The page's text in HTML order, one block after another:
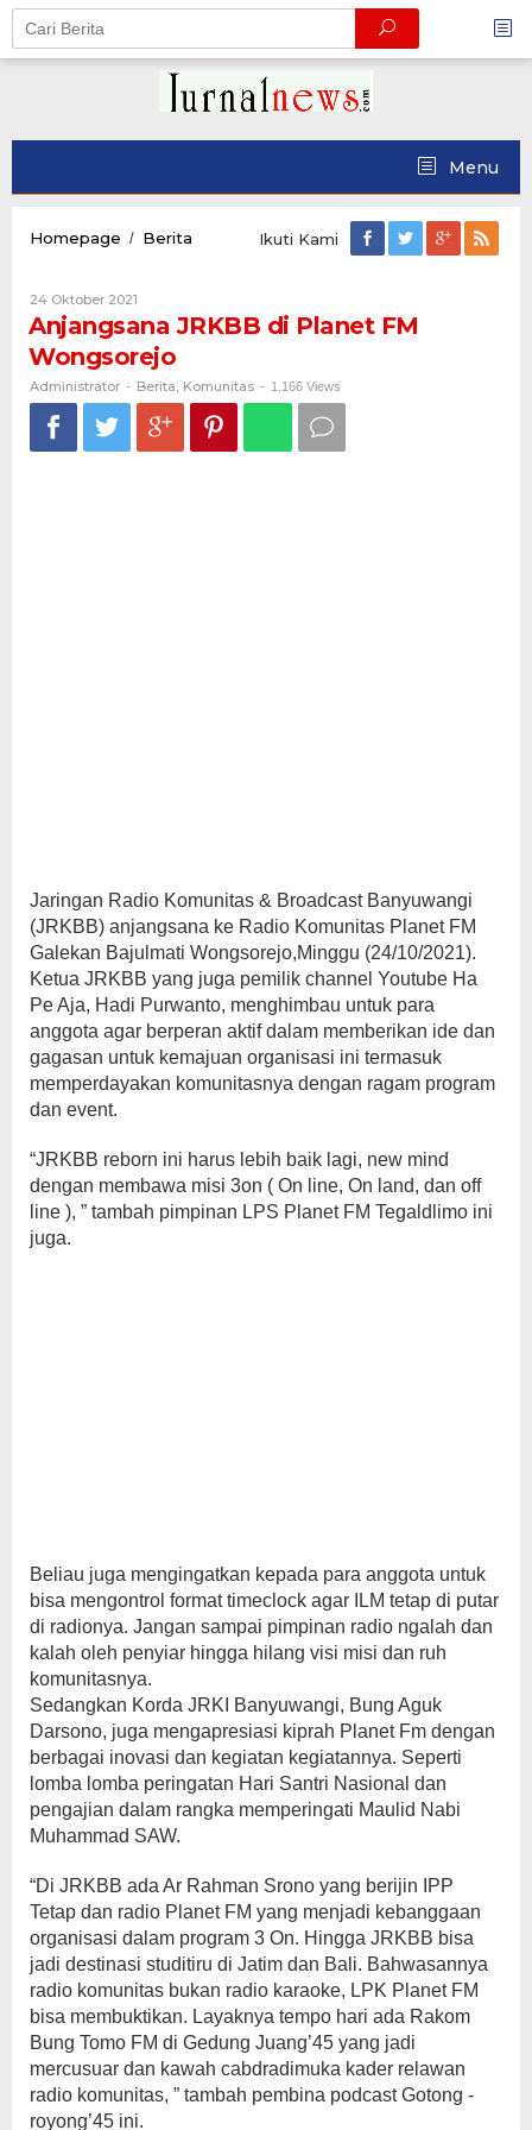
Skip
content
Menu
Homepage / Berita Anjangsana
FM
Ikuti Kami
24 Oktober 2021
Administrator
Anjangsana JRKBB di Planet FM
Wongsorejo
Administrator - Berita, Komunitas - 1.166 Views
Jaringan Radio Komunitas & Broadcast Banyuwangi
(JRKBB) anjangsana ke Radio Komunitas Planet FM
Galekan Bajulmati Wongsorejo,Minggu (24/10/2021).
Ketua JRKBB yang juga pemilik channel Youtube Ha
Pe Aja, Hadi Purwanto, menghimbau untuk para
anggota agar berperan aktif dalam memberikan ide dan
gagasan untuk kemajuan organisasi ini termasuk
memperdayakan komunitasnya dengan ragam program
dan event.
“JRKBB reborn ini harus lebih baik lagi, new mind
dengan membawa misi 3on ( On line, On land, dan off
line ), ” tambah pimpinan LPS Planet FM Tegaldlimo ini
juga.
Beliau juga mengingatkan kepada para anggota untuk
bisa mengontrol format timeclock agar ILM tetap di putar
di radionya. Jangan sampai pimpinan radio ngalah dan
kalah oleh penyiar hingga hilang visi misi dan ruh
komunitasnya.
Sedangkan Korda JRKI Banyuwangi, Bung Aguk
Darsono, juga mengapresiasi kiprah Planet Fm dengan
berbagai inovasi dan kegiatan kegiatannya. Seperti
lomba lomba peringatan Hari Santri Nasional dan
pengajian dalam rangka memperingati Maulid Nabi
Muhammad SAW.
“Di JRKBB ada Ar Rahman Srono yang berijin IPP
Tetap dan radio Planet FM yang menjadi kebanggaan
organisasi dalam program 3 On. Hingga JRKBB bisa
jadi destinasi studitiru di Jatim dan Bali. Bahwasannya
radio komunitas bukan radio karaoke, LPK Planet FM
bisa membuktikan. Layaknya tempo hari ada Rakom
Bung Tomo FM di Gedung Juang’45 yang jadi
mercusuar dan kawah cabdradimuka kader relawan
radio komunitas, ” tambah pembina podcast Gotong -
royong’45 ini.